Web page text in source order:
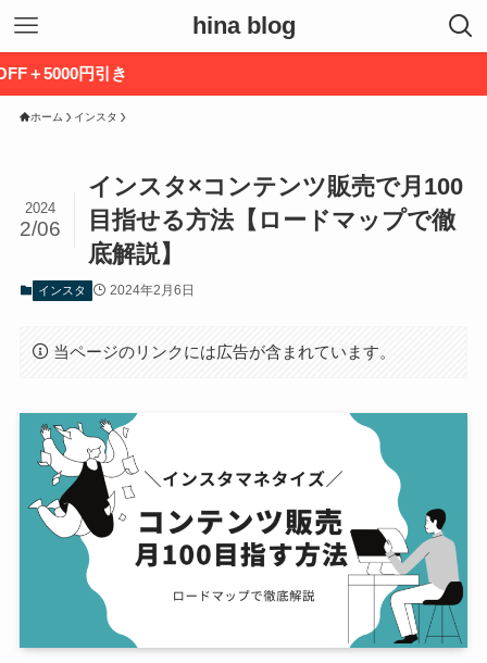
hina blog
ホーム インスタ
インスタ×コンテンツ販売で月100
目指せる方法【ロードマップで徹
底解説】
2024
2/06
インスタ 2024年2月6日
当ページのリンクには広告が含まれています。